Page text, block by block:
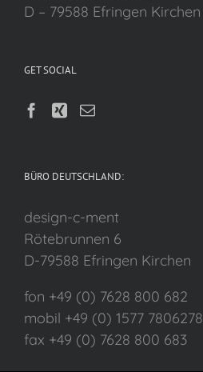
D – 79588 Efringen Kirchen
GET SOCIAL
BÜRO DEUTSCHLAND:
design-c-ment
Rötebrunnen 6
D-79588 Efringen Kirchen
fon +49 (0) 7628 800 682
mobil +49 (0) 1577 7806278
fax +49 (0) 7628 800 683